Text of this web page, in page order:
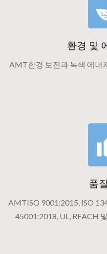
환경 및
AMT환경 보전과 녹색 에너
품
AMTISO 9001:2015, ISO
45001:2018, UL, REACH